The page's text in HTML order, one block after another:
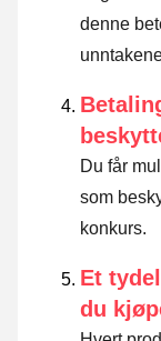
denne
Du får
som
konkurs.
Et
du